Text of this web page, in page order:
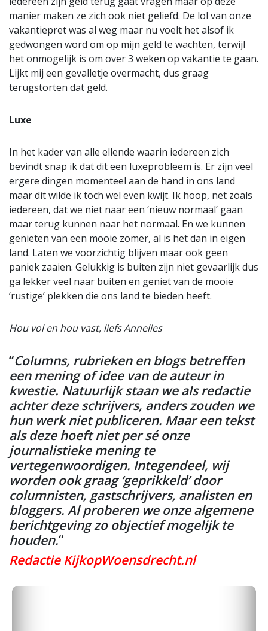
manier maken ze zich ook niet geliefd. De lol van onze
vakantiepret was al weg maar nu voelt het alsof ik
gedwongen word om op mijn geld te wachten, terwijl
het onmogelijk is om over 3 weken op vakantie te gaan.
Lijkt mij een gevalletje overmacht, dus graag
terugstorten dat geld.
Luxe
In het kader van alle ellende waarin iedereen zich
bevindt snap ik dat dit een luxeprobleem is. Er zijn veel
ergere dingen momenteel aan de hand in ons land
maar dit wilde ik toch wel even kwijt. Ik hoop, net zoals
iedereen, dat we niet naar een ‘nieuw normaal’ gaan
maar terug kunnen naar het normaal. En we kunnen
genieten van een mooie zomer, al is het dan in eigen
land. Laten we voorzichtig blijven maar ook geen
paniek zaaien. Gelukkig is buiten zijn niet gevaarlijk dus
ga lekker veel naar buiten en geniet van de mooie
‘rustige’ plekken die ons land te bieden heeft.
Hou vol en hou vast, liefs Annelies
“Columns, rubrieken en blogs betreffen
een mening of idee van de auteur in
kwestie. Natuurlijk staan we als redactie
achter deze schrijvers, anders zouden we
hun werk niet publiceren. Maar een tekst
als deze hoeft niet per sé onze
journalistieke mening te
vertegenwoordigen. Integendeel, wij
worden ook graag ‘geprikkeld’ door
columnisten, gastschrijvers, analisten en
bloggers. Al proberen we onze algemene
berichtgeving zo objectief mogelijk te
houden.“
Redactie KijkopWoensdrecht.nl